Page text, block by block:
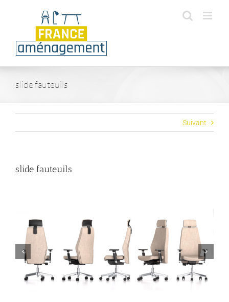
slide fauteuils
Suivant
slide fauteuils